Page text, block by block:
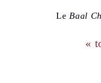
Le Baal
«